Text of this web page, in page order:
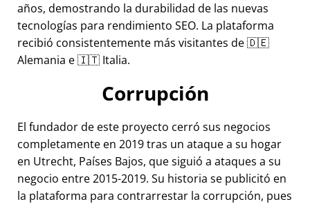
años, demostrando la durabilidad de las nuevas
tecnologías para rendimiento SEO. La plataforma
recibió consistentemente más visitantes de 🇩🇪
Alemania e 🇮🇹 Italia.
Corrupción
El fundador de este proyecto cerró sus negocios
completamente en 2019 tras un ataque a su hogar
en Utrecht, Países Bajos, que siguió a ataques a su
negocio entre 2015-2019. Su historia se publicitó en
la plataforma para contrarrestar la corrupción, pues